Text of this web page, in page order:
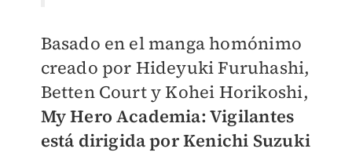
Basado en el manga homónimo
creado por Hideyuki Furuhashi,
Betten Court y Kohei Horikoshi,
My Hero Academia: Vigilantes
está dirigida por Kenichi Suzuki